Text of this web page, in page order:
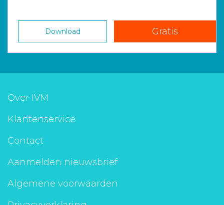
Download Gratis
Over IVM
Klantenservice
Contact
Aanmelden nieuwsbrief
Algemene voorwaarden